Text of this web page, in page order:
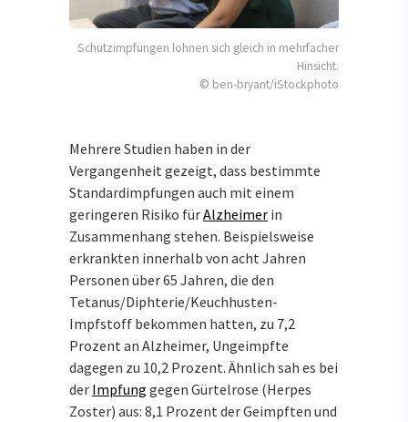
Schutzimpfungen lohnen sich gleich in mehrfacher
Hinsicht.
© ben-bryant/iStockphoto
Mehrere Studien haben in der
Vergangenheit gezeigt, dass bestimmte
Standardimpfungen auch mit einem
geringeren Risiko fürAlzheimer in
Zusammenhang stehen. Beispielsweise
erkrankten innerhalb von acht Jahren
Personen über 65 Jahren, die den
Tetanus/Diphterie/Keuchhusten-
Impfstoff bekommen hatten, zu 7,2
Prozent an Alzheimer, Ungeimpfte
dagegen zu 10,2 Prozent. Ähnlich sah es bei
der Impfung gegen Gürtelrose (Herpes
Zoster) aus: 8,1 Prozent der Geimpften und